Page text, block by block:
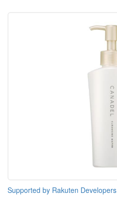
Supported by Rakuten Developers